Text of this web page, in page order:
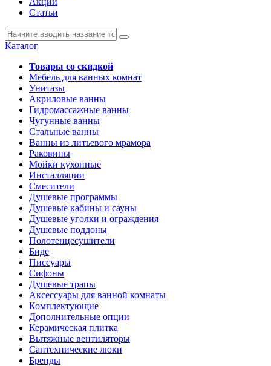
Статьи
Каталог
Товары со скидкой
Мебель для ванных комнат
Унитазы
Акриловые ванны
Гидромассажные ванны
Чугунные ванны
Стальные ванны
Ванны из литьевого мрамора
Раковины
Мойки кухонные
Инсталляции
Смесители
Душевые программы
Душевые кабины и сауны
Душевые уголки и ограждения
Душевые поддоны
Полотенцесушители
Биде
Писсуары
Сифоны
Душевые трапы
Аксессуары для ванной комнаты
Комплектующие
Дополнительные опции
Керамическая плитка
Вытяжные вентиляторы
Сантехнические люки
Бренды